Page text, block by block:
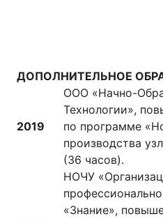
ДОПОЛНИТЕЛЬНОЕ
2019
ООО «Начно-
Технологии»,
по программе
производства
(36 часов).
НОЧУ
«Знание»,